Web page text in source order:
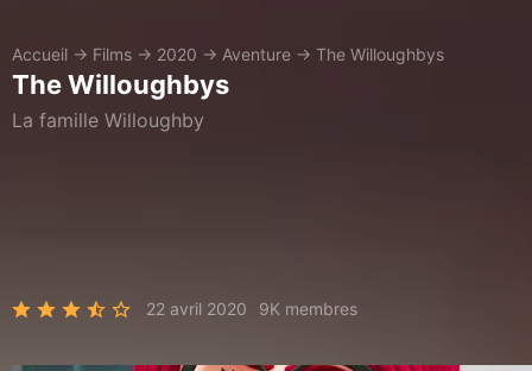
Accueil → Films → 2020 → Aventure → The Willoughbys
The Willoughbys
La famille Willoughby
22 avril 2020 9K membres